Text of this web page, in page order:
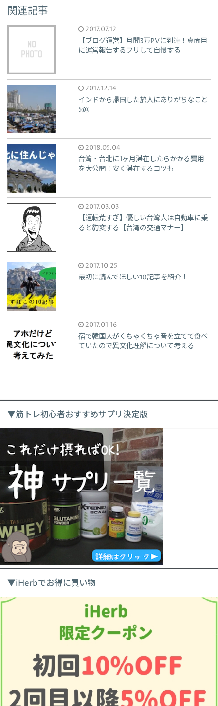
関連記事
2017.07.12
【ブログ運営】月間3万PVに到達！真面目
に運営報告するフリして自慢する
2017.12.14
インドから帰国した旅人にありがちなこと
5選
2018.05.04
台湾・台北に1ヶ月滞在したらかかる費用
を大公開！安く滞在するコツも
2017.03.03
【運転荒すぎ】優しい台湾人は自動車に乗
ると豹変する【台湾の交通マナー】
2017.10.25
最初に読んでほしい10記事を紹介！
2017.01.16
宿で韓国人がくちゃくちゃ音を立てて食べ
ていたので異文化理解について考える
▼筋トレ初心者おすすめサプリ決定版
▼iHerbでお得に買い物